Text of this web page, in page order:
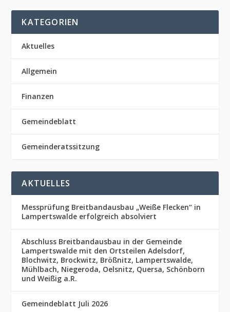
KATEGORIEN
Aktuelles
Allgemein
Finanzen
Gemeindeblatt
Gemeinderatssitzung
AKTUELLES
Messprüfung Breitbandausbau „Weiße Flecken“ in
Lampertswalde erfolgreich absolviert
Abschluss Breitbandausbau in der Gemeinde
Lampertswalde mit den Ortsteilen Adelsdorf,
Blochwitz, Brockwitz, Brößnitz, Lampertswalde,
Mühlbach, Niegeroda, Oelsnitz, Quersa, Schönborn
und Weißig a.R.
Gemeindeblatt Juli 2026